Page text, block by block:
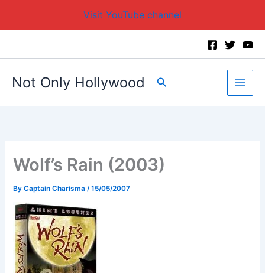
Visit YouTube channel
Not Only Hollywood Search
Wolf’s Rain (2003)
ByCaptain Charisma /15/05/2007